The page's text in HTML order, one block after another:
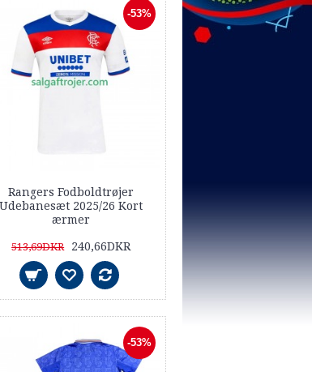
-53%
Rangers Fodboldtrøjer
Udebanesæt 2025/26 Kort
ærmer
513,69DKR 240,66DKR
-53%